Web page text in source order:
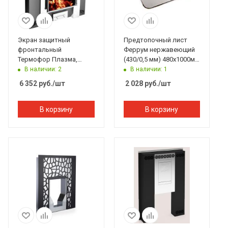
Экран защитный
фронтальный
Термофор Плазма,
1003x830x100 мм
В наличии: 2
6 352 руб./шт
В корзину
Предтопочный лист
Феррум нержавеющий
(430/0,5 мм) 480х1000мм
полукруглый
В наличии: 1
2 028руб./шт
В корзину